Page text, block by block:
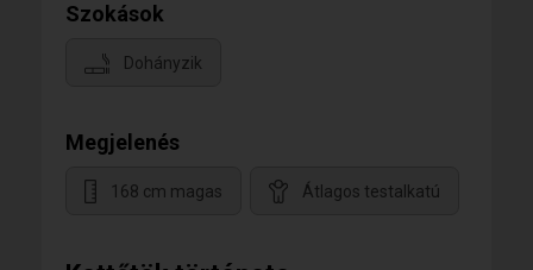
Szokások
Dohányzik
Megjelenés
168 cm magas Átlagos testalkatú